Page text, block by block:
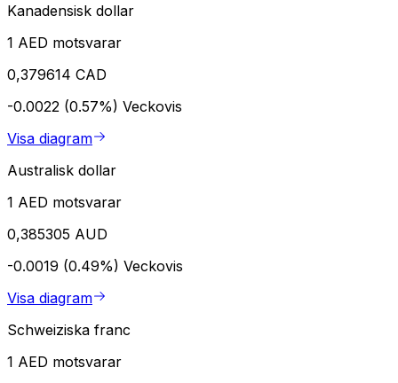
Kanadensisk dollar
1 AED motsvarar
0,379614 CAD
-0.0022 (0.57%) Veckovis
Visa diagram
Australisk dollar
1 AED motsvarar
0,385305 AUD
-0.0019 (0.49%) Veckovis
Visa diagram
Schweiziska franc
1 AED motsvarar